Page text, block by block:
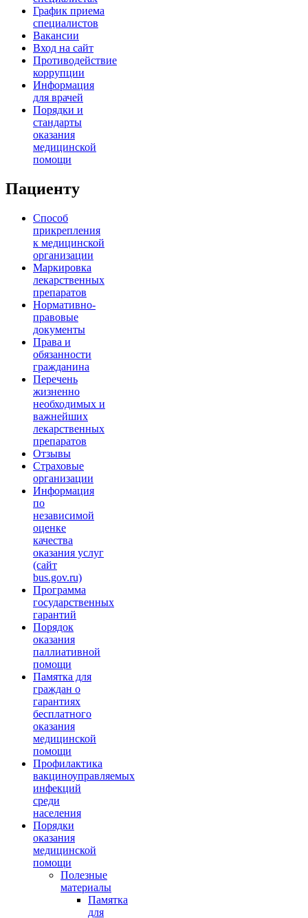
График приема
специалистов
Вакансии
Вход на сайт
Противодействие
коррупции
Информация
для врачей
Порядки и
стандарты
оказания
медицинской
помощи
Пациенту
Способ
прикрепления
к медицинской
организации
Маркировка
лекарственных
препаратов
Нормативно-
правовые
документы
Права и
обязанности
гражданина
Перечень
жизненно
необходимых и
важнейших
лекарственных
препаратов
Отзывы
Страховые
организации
Информация
по
независимой
оценке
качества
оказания услуг
(сайт
bus.gov.ru)
Программа
государственных
гарантий
Порядок
оказания
паллиативной
помощи
Памятка для
граждан о
гарантиях
бесплатного
оказания
медицинской
помощи
Профилактика
вакциноуправляемых
инфекций
среди
населения
Порядки
оказания
медицинской
помощи
Полезные
материалы
Памятка
для